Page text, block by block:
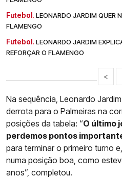
Futebol. LEONARDO JARDIM QUER
FLAMENGO
Futebol. LEONARDO JARDIM
REFORÇAR O FLAMENGO
<
Na sequência, Leonardo
derrota para o Palmeiras na
posições da tabela: “O último
perdemos pontos
para terminar o primeiro turno
numa posição boa, como
anos”, completou.